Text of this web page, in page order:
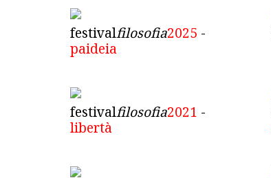
festivalfilosofia2025 -
paideia
festivalfilosofia2021 -
libertà